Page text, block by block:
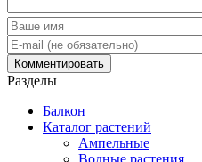
Разделы
Балкон
Каталог растений
Ампельные
Водные растения